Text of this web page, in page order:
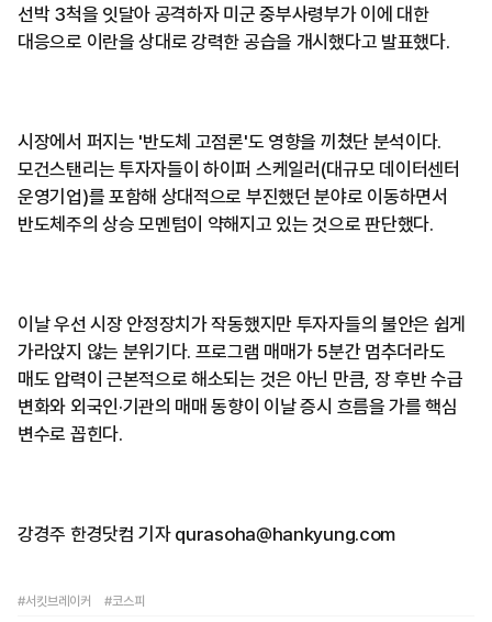
선박 3척을 잇달아 공격하자 미군 중부사령부가 이에 대한
대응으로 이란을 상대로 강력한 공습을 개시했다고 발표했다.
시장에서 퍼지는 '반도체 고점론'도 영향을 끼쳤단 분석이다.
모건스탠리는 투자자들이 하이퍼 스케일러(대규모 데이터센터
운영기업)를 포함해 상대적으로 부진했던 분야로 이동하면서
반도체주의 상승 모멘텀이 약해지고 있는 것으로 판단했다.
이날 우선 시장 안정장치가 작동했지만 투자자들의 불안은 쉽게
가라앉지 않는 분위기다. 프로그램 매매가 5분간 멈추더라도
매도 압력이 근본적으로 해소되는 것은 아닌 만큼, 장 후반 수급
변화와 외국인·기관의 매매 동향이 이날 증시 흐름을 가를 핵심
변수로 꼽힌다.
강경주 한경닷컴 기자 qurasoha@hankyung.com
#서킷브레이커 #코스피